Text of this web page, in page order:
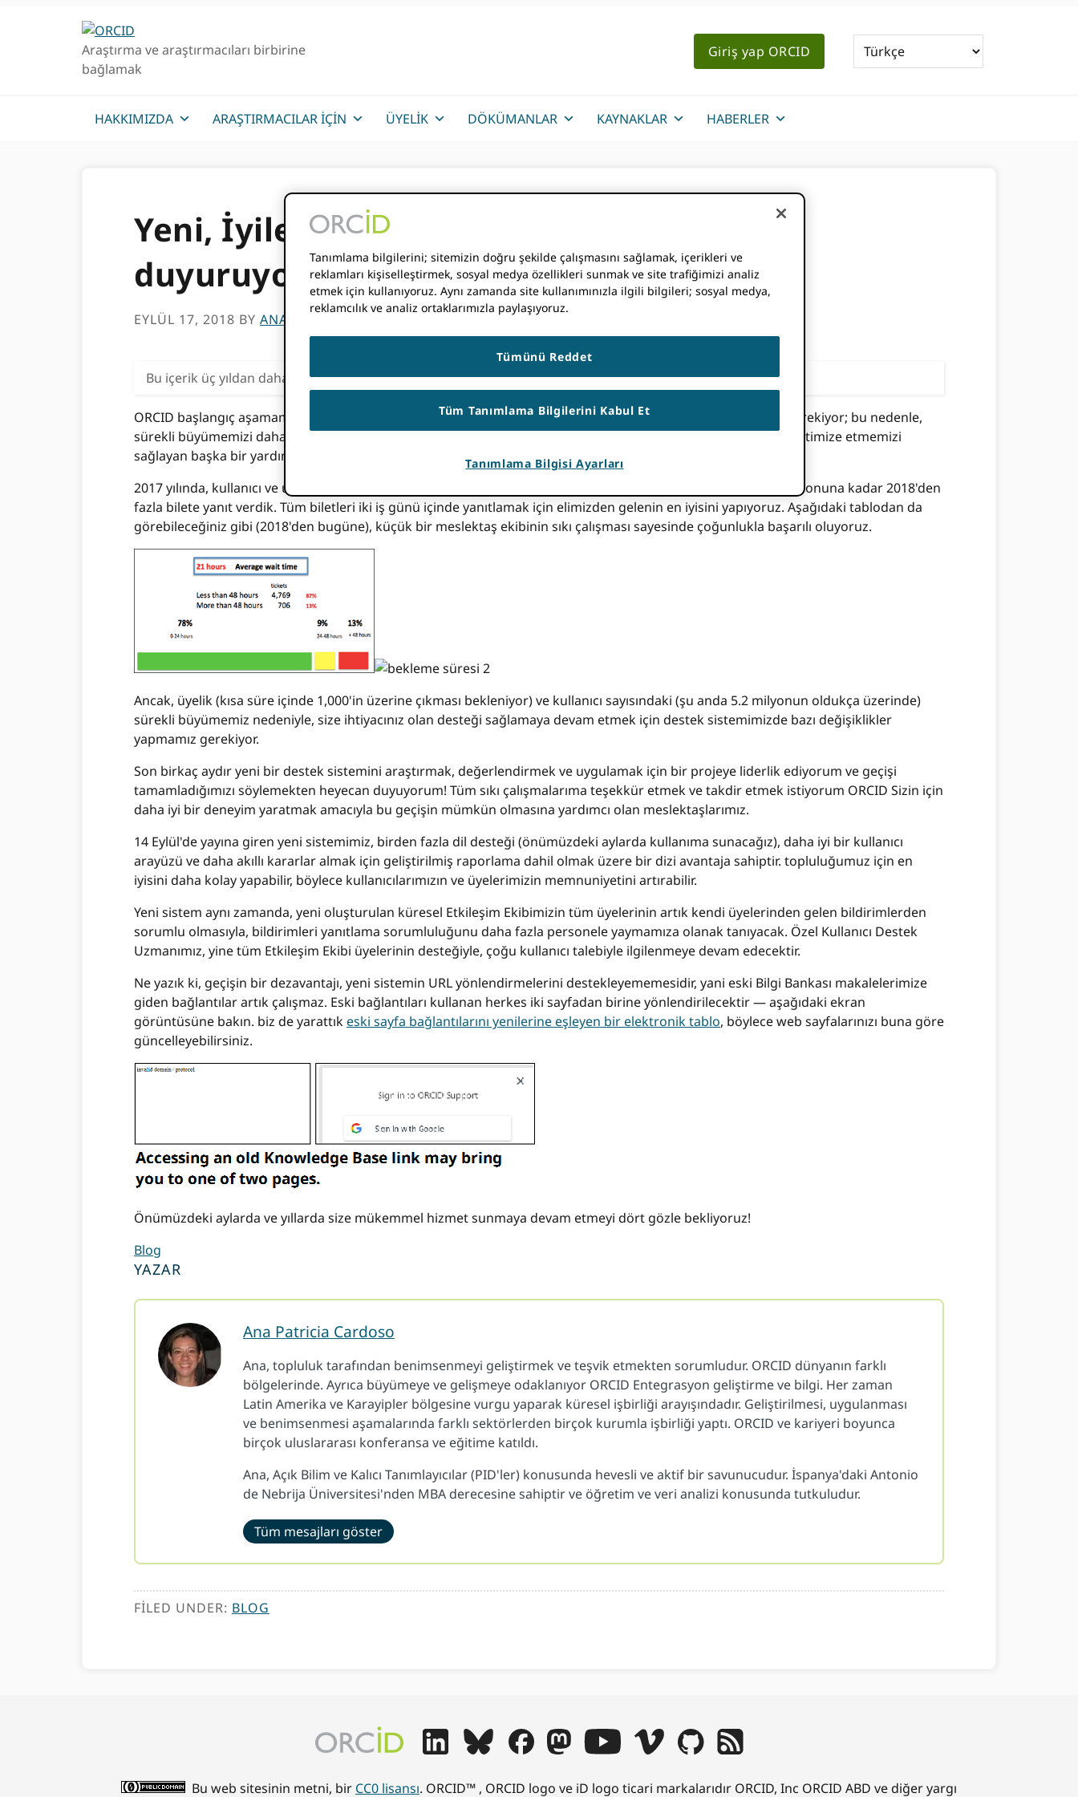
Araştırma ve araştırmacıları birbirine
bağlamak
Giriş yap ORCID
HAKKIMIZDA ARAŞTIRMACILAR IÇIN ÜYELIK DÖKÜMANLAR KAYNAKLAR HABERLER
Yeni, İyileştirilmiş Destek Sistemimizi
duyuruyoruz!
EYLÜL 17, 2018 BY ANA PATRICIA CARDOSO
Bu içerik üç yıldan daha eskidir. Bu gönderide yer alan bilgiler yanlış olabilir.
ORCID başlangıç ​​aşamamızdan olgunlaşıyor. Büyüdükçe operasyonlarımızın ölçeklenebilirliğini sağlamamız gerekiyor; bu nedenle,
sürekli büyümemizi daha iyi destekleyen ve topluluğumuzun gereksinimlerini karşılamamızı ve deneyiminizi optimize etmemizi
sağlayan başka bir yardım masası sistemine geçmeye karar verdik.
2017 yılında, kullanıcı ve üyelerden gelen 30,732 bileti ele aldık. Bu yıl bu hacmi çoktan aştık: Ağustos 31,000'in sonuna kadar 2018'den
fazla bilete yanıt verdik. Tüm biletleri iki iş günü içinde yanıtlamak için elimizden gelenin en iyisini yapıyoruz. Aşağıdaki tablodan da
görebileceğiniz gibi (2018'den bugüne), küçük bir meslektaş ekibinin sıkı çalışması sayesinde çoğunlukla başarılı oluyoruz.
Ancak, üyelik (kısa süre içinde 1,000'in üzerine çıkması bekleniyor) ve kullanıcı sayısındaki (şu anda 5.2 milyonun oldukça üzerinde)
sürekli büyümemiz nedeniyle, size ihtiyacınız olan desteği sağlamaya devam etmek için destek sistemimizde bazı değişiklikler
yapmamız gerekiyor.
Son birkaç aydır yeni bir destek sistemini araştırmak, değerlendirmek ve uygulamak için bir projeye liderlik ediyorum ve geçişi
tamamladığımızı söylemekten heyecan duyuyorum! Tüm sıkı çalışmalarıma teşekkür etmek ve takdir etmek istiyorum ORCID Sizin için
daha iyi bir deneyim yaratmak amacıyla bu geçişin mümkün olmasına yardımcı olan meslektaşlarımız.
14 Eylül'de yayına giren yeni sistemimiz, birden fazla dil desteği (önümüzdeki aylarda kullanıma sunacağız), daha iyi bir kullanıcı
arayüzü ve daha akıllı kararlar almak için geliştirilmiş raporlama dahil olmak üzere bir dizi avantaja sahiptir. topluluğumuz için en
iyisini daha kolay yapabilir, böylece kullanıcılarımızın ve üyelerimizin memnuniyetini artırabilir.
Yeni sistem aynı zamanda, yeni oluşturulan küresel Etkileşim Ekibimizin tüm üyelerinin artık kendi üyelerinden gelen bildirimlerden
sorumlu olmasıyla, bildirimleri yanıtlama sorumluluğunu daha fazla personele yaymamıza olanak tanıyacak. Özel Kullanıcı Destek
Uzmanımız, yine tüm Etkileşim Ekibi üyelerinin desteğiyle, çoğu kullanıcı talebiyle ilgilenmeye devam edecektir.
Ne yazık ki, geçişin bir dezavantajı, yeni sistemin URL yönlendirmelerini destekleyememesidir, yani eski Bilgi Bankası makalelerimize
giden bağlantılar artık çalışmaz. Eski bağlantıları kullanan herkes iki sayfadan birine yönlendirilecektir — aşağıdaki ekran
görüntüsüne bakın. biz de yarattıkeski sayfa bağlantılarını yenilerine eşleyen bir elektronik tablo, böylece web sayfalarınızı buna göre
güncelleyebilirsiniz.
Önümüzdeki aylarda ve yıllarda size mükemmel hizmet sunmaya devam etmeyi dört gözle bekliyoruz!
Blog
YAZAR
Ana Patricia Cardoso
Ana, topluluk tarafından benimsenmeyi geliştirmek ve teşvik etmekten sorumludur. ORCID dünyanın farklı
bölgelerinde. Ayrıca büyümeye ve gelişmeye odaklanıyor ORCID Entegrasyon geliştirme ve bilgi. Her zaman
Latin Amerika ve Karayipler bölgesine vurgu yaparak küresel işbirliği arayışındadır. Geliştirilmesi, uygulanması
ve benimsenmesi aşamalarında farklı sektörlerden birçok kurumla işbirliği yaptı. ORCID ve kariyeri boyunca
birçok uluslararası konferansa ve eğitime katıldı.
Ana, Açık Bilim ve Kalıcı Tanımlayıcılar (PID'ler) konusunda hevesli ve aktif bir savunucudur. İspanya'daki Antonio
de Nebrija Üniversitesi'nden MBA derecesine sahiptir ve öğretim ve veri analizi konusunda tutkuludur.
Tüm mesajları göster
FILED UNDER: BLOG
Bu web sitesinin metni, bir CC0 lisansı. ORCID™ , ORCID logo ve iD logo ticari markalarıdır ORCID, Inc ORCID ABD ve diğer yargı
Tanımlama bilgilerini; sitemizin doğru şekilde çalışmasını sağlamak, içerikleri ve
reklamları kişiselleştirmek, sosyal medya özellikleri sunmak ve site trafiğimizi analiz
etmek için kullanıyoruz. Aynı zamanda site kullanımınızla ilgili bilgileri; sosyal medya,
reklamcılık ve analiz ortaklarımızla paylaşıyoruz.
Tümünü Reddet
Tüm Tanımlama Bilgilerini Kabul Et
Tanımlama Bilgisi Ayarları